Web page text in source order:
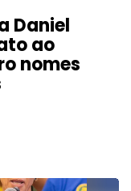
Daniel
ao
nomes